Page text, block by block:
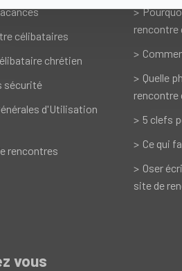
célibataires
chrétien
sécurité
d'Utilisation
rencontres
rencontre
Quelle
rencontre
5 clefs
Ce qui
Oser
site de
vous